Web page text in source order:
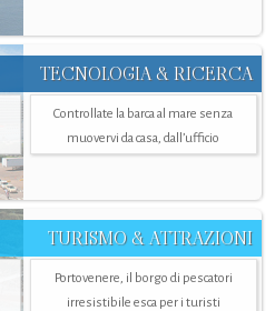
TECNOLOGIA & RICERCA
Controllate la barca al mare senza
muovervi da casa, dall’ufficio
TURISMO & ATTRAZIONI
Portovenere, il borgo di pescatori
irresistibile esca per i turisti